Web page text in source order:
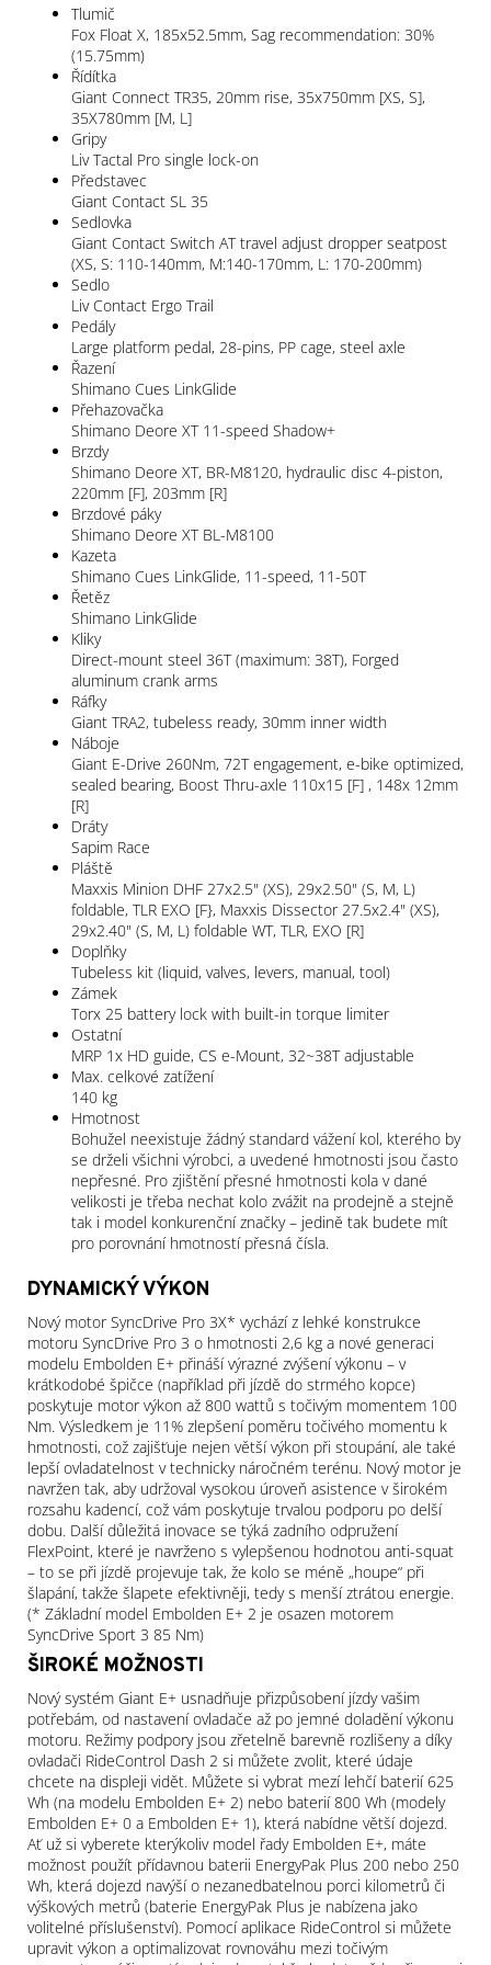
Tlumič
Fox Float X, 185x52.5mm, Sag recommendation: 30%
(15.75mm)
Řídítka
Giant Connect TR35, 20mm rise, 35x750mm [XS, S],
35X780mm [M, L]
Gripy
Liv Tactal Pro single lock-on
Představec
Giant Contact SL 35
Sedlovka
Giant Contact Switch AT travel adjust dropper seatpost
(XS, S: 110-140mm, M:140-170mm, L: 170-200mm)
Sedlo
Liv Contact Ergo Trail
Pedály
Large platform pedal, 28-pins, PP cage, steel axle
Řazení
Shimano Cues LinkGlide
Přehazovačka
Shimano Deore XT 11-speed Shadow+
Brzdy
Shimano Deore XT, BR-M8120, hydraulic disc 4-piston,
220mm [F], 203mm [R]
Brzdové páky
Shimano Deore XT BL-M8100
Kazeta
Shimano Cues LinkGlide, 11-speed, 11-50T
Řetěz
Shimano LinkGlide
Kliky
Direct-mount steel 36T (maximum: 38T), Forged
aluminum crank arms
Ráfky
Giant TRA2, tubeless ready, 30mm inner width
Náboje
Giant E-Drive 260Nm, 72T engagement, e-bike optimized,
sealed bearing, Boost Thru-axle 110x15 [F] , 148x 12mm
[R]
Dráty
Sapim Race
Pláště
Maxxis Minion DHF 27x2.5" (XS), 29x2.50" (S, M, L)
foldable, TLR EXO [F}, Maxxis Dissector 27.5x2.4" (XS),
29x2.40" (S, M, L) foldable WT, TLR, EXO [R]
Doplňky
Tubeless kit (liquid, valves, levers, manual, tool)
Zámek
Torx 25 battery lock with built-in torque limiter
Ostatní
MRP 1x HD guide, CS e-Mount, 32~38T adjustable
Max. celkové zatížení
140 kg
Hmotnost
Bohužel neexistuje žádný standard vážení kol, kterého by
se drželi všichni výrobci, a uvedené hmotnosti jsou často
nepřesné. Pro zjištění přesné hmotnosti kola v dané
velikosti je třeba nechat kolo zvážit na prodejně a stejně
tak i model konkurenční značky – jedině tak budete mít
pro porovnání hmotností přesná čísla.
DYNAMICKÝ VÝKON
Nový motor SyncDrive Pro 3X* vychází z lehké konstrukce
motoru SyncDrive Pro 3 o hmotnosti 2,6 kg a nové generaci
modelu Embolden E+ přináší výrazné zvýšení výkonu – v
krátkodobé špičce (například při jízdě do strmého kopce)
poskytuje motor výkon až 800 wattů s točivým momentem 100
Nm. Výsledkem je 11% zlepšení poměru točivého momentu k
hmotnosti, což zajišťuje nejen větší výkon při stoupání, ale také
lepší ovladatelnost v technicky náročném terénu. Nový motor je
navržen tak, aby udržoval vysokou úroveň asistence v širokém
rozsahu kadencí, což vám poskytuje trvalou podporu po delší
dobu. Další důležitá inovace se týká zadního odpružení
FlexPoint, které je navrženo s vylepšenou hodnotou anti-squat
– to se při jízdě projevuje tak, že kolo se méně „houpe“ při
šlapání, takže šlapete efektivněji, tedy s menší ztrátou energie.
(* Základní model Embolden E+ 2 je osazen motorem
SyncDrive Sport 3 85 Nm)
ŠIROKÉ MOŽNOSTI
Nový systém Giant E+ usnadňuje přizpůsobení jízdy vašim
potřebám, od nastavení ovladače až po jemné doladění výkonu
motoru. Režimy podpory jsou zřetelně barevně rozlišeny a díky
ovladači RideControl Dash 2 si můžete zvolit, které údaje
chcete na displeji vidět. Můžete si vybrat mezí lehčí baterií 625
Wh (na modelu Embolden E+ 2) nebo baterií 800 Wh (modely
Embolden E+ 0 a Embolden E+ 1), která nabídne větší dojezd.
Ať už si vyberete kterýkoliv model řady Embolden E+, máte
možnost použít přídavnou baterii EnergyPak Plus 200 nebo 250
Wh, která dojezd navýší o nezanedbatelnou porci kilometrů či
výškových metrů (baterie EnergyPak Plus je nabízena jako
volitelné příslušenství). Pomocí aplikace RideControl si můžete
upravit výkon a optimalizovat rovnováhu mezi točivým